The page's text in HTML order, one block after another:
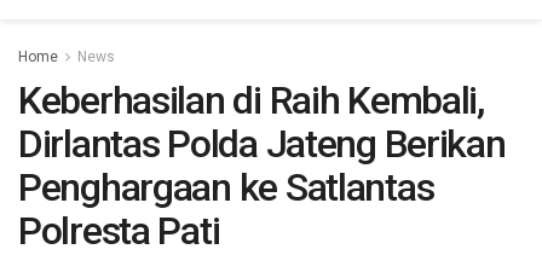
Home News
Keberhasilan di Raih Kembali,
Dirlantas Polda Jateng Berikan
Penghargaan ke Satlantas
Polresta Pati